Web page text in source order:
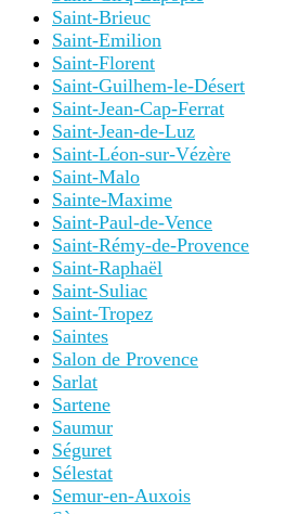
Saint-Brieuc
Saint-Emilion
Saint-Florent
Saint-Guilhem-le-Désert
Saint-Jean-Cap-Ferrat
Saint-Jean-de-Luz
Saint-Léon-sur-Vézère
Saint-Malo
Sainte-Maxime
Saint-Paul-de-Vence
Saint-Rémy-de-Provence
Saint-Raphaël
Saint-Suliac
Saint-Tropez
Saintes
Salon de Provence
Sarlat
Sartene
Saumur
Séguret
Sélestat
Semur-en-Auxois